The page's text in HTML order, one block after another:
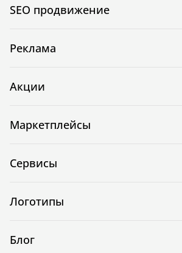
SEO продвижение
Реклама
Акции
Маркетплейсы
Сервисы
Логотипы
Блог